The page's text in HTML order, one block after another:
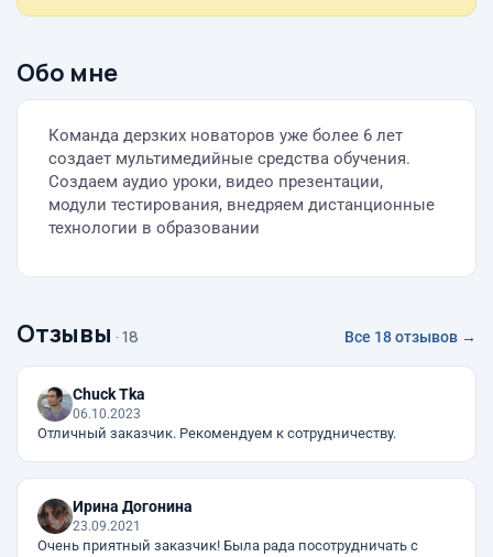
Обо мне
Команда дерзких новаторов уже более 6 лет
создает мультимедийные средства обучения.
Создаем аудио уроки, видео презентации,
модули тестирования, внедряем дистанционные
технологии в образовании
Отзывы · 18 Все 18 отзывов →
Chuck Tka
06.10.2023
Отличный заказчик. Рекомендуем к сотрудничеству.
Ирина Догонина
23.09.2021
Очень приятный заказчик! Была рада посотрудничать с